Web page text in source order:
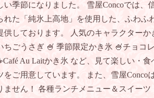
い季節になりました。 雪屋Concoでは、
れた「純氷上高地」を使用した、ふわふ
供しております。 人気のキャラクターか
ちごうさぎ 🍧 季節限定かき氷 🍧チョコ
Au Laitかき氷 など、見て楽しい・
をご用意しています。 また、雪屋Conco
ません！ 各種ランチメニュー＆スイー